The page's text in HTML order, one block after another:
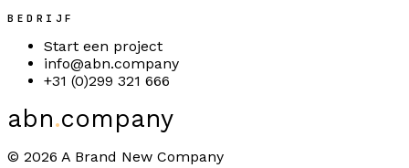
BEDRIJF
Start een project
info@abn.company
+31 (0)299 321 666
abn.company
© 2026 A Brand New Company